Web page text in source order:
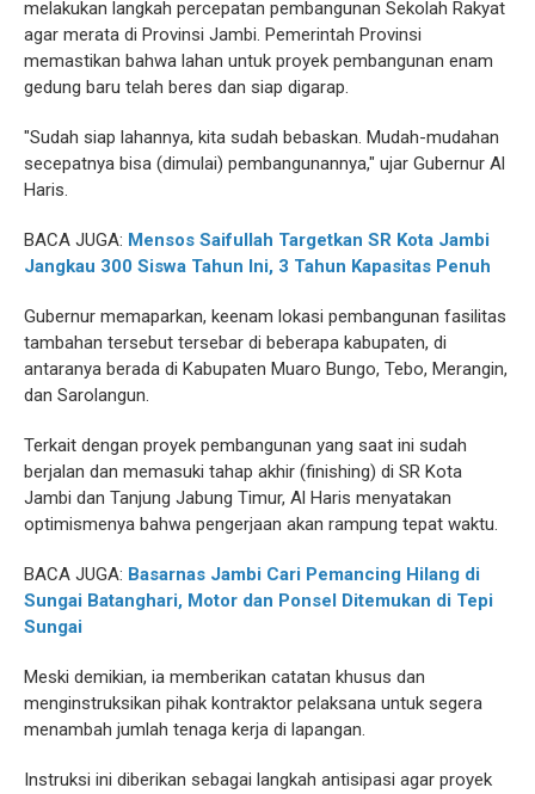
melakukan langkah percepatan pembangunan Sekolah Rakyat
agar merata di Provinsi Jambi. Pemerintah Provinsi
memastikan bahwa lahan untuk proyek pembangunan enam
gedung baru telah beres dan siap digarap.
"Sudah siap lahannya, kita sudah bebaskan. Mudah-mudahan
secepatnya bisa (dimulai) pembangunannya," ujar Gubernur Al
Haris.
BACA JUGA: Mensos Saifullah Targetkan SR Kota Jambi
Jangkau 300 Siswa Tahun Ini, 3 Tahun Kapasitas Penuh
Gubernur memaparkan, keenam lokasi pembangunan fasilitas
tambahan tersebut tersebar di beberapa kabupaten, di
antaranya berada di Kabupaten Muaro Bungo, Tebo, Merangin,
dan Sarolangun.
Terkait dengan proyek pembangunan yang saat ini sudah
berjalan dan memasuki tahap akhir (finishing) di SR Kota
Jambi dan Tanjung Jabung Timur, Al Haris menyatakan
optimismenya bahwa pengerjaan akan rampung tepat waktu.
BACA JUGA: Basarnas Jambi Cari Pemancing Hilang di
Sungai Batanghari, Motor dan Ponsel Ditemukan di Tepi
Sungai
Meski demikian, ia memberikan catatan khusus dan
menginstruksikan pihak kontraktor pelaksana untuk segera
menambah jumlah tenaga kerja di lapangan.
Instruksi ini diberikan sebagai langkah antisipasi agar proyek